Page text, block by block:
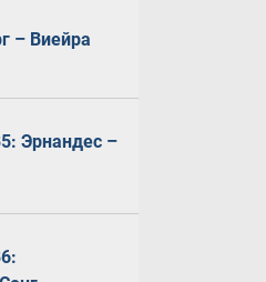
– Виейра
Эрнандес –